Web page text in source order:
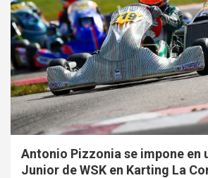
Antonio Pizzonia se impone en
Junior de WSK en Karting La